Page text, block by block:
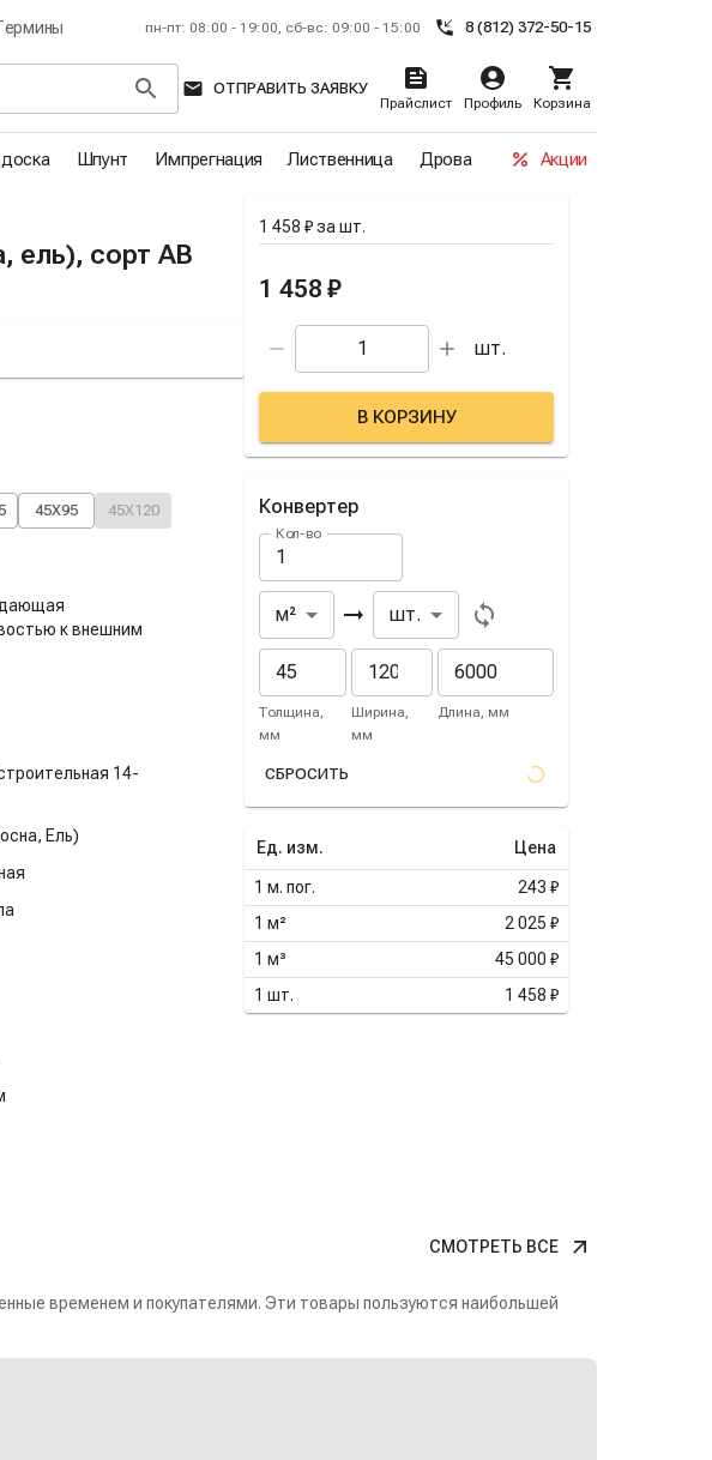
пн-пт: 08:00 - 19:00, сб-вс: 09:00 - 15:00 8 (812) 372-50-15
ОТПРАВИТЬ ЗАЯВКУ
Прайслист Профиль Корзина
Шпунт Импрегнация Лиственница Дрова Акции
ель), сорт AB
45X95
45X120
к внешним
14-
Ель)
1 458 ₽за шт.
1 458 ₽
шт.
В КОРЗИНУ
Конвертер
Кол-во
Из
м²
В
шт.
Толщина,
мм
Ширина,
мм
Длина, мм
СБРОСИТЬ
Ед. изм. Цена
1 м. пог.
243 ₽
1 м²
2 025 ₽
1 м³
45 000 ₽
1 шт. 1 458 ₽
СМОТРЕТЬ ВСЕ
временем и покупателями. Эти товары пользуются наибольшей